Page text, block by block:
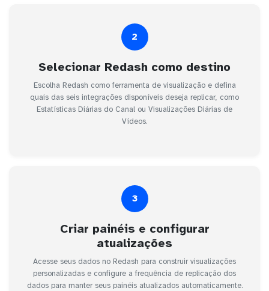
2
Selecionar Redash como destino
Escolha Redash como ferramenta de visualização e defina
quais das seis integrações disponíveis deseja replicar, como
Estatísticas Diárias do Canal ou Visualizações Diárias de
Vídeos.
3
Criar painéis e configurar
atualizações
Acesse seus dados no Redash para construir visualizações
personalizadas e configure a frequência de replicação dos
dados para manter seus painéis atualizados automaticamente.